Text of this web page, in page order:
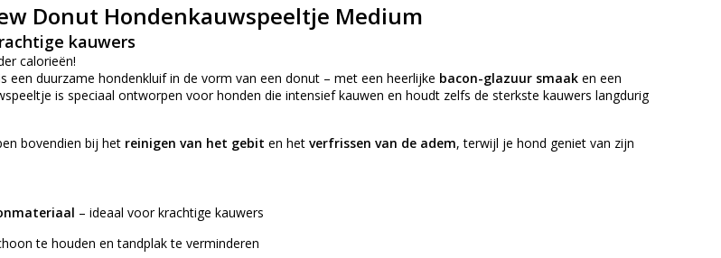
Donut Hondenkauwspeeltje Medium
kauwers
calorieën!
een duurzame hondenkluif in de vorm van een donut – met een heerlijke bacon-glazuur smaak en een
is speciaal ontworpen voor honden die intensief kauwen en houdt zelfs de sterkste kauwers langdurig
bovendien bij het reinigen van het gebit en het verfrissen van de adem, terwijl je hond geniet van zijn
– ideaal voor krachtige kauwers
te houden en tandplak te verminderen